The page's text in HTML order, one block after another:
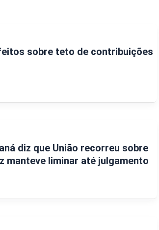
sobre teto de contribuições
diz que União recorreu sobre
manteve liminar até julgamento